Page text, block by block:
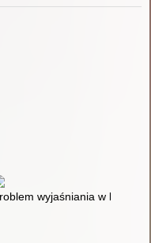
pedagogicznych
wyjaśniania w